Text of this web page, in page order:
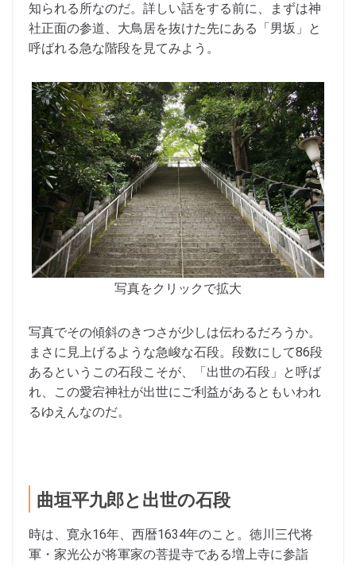
知られる所なのだ。詳しい話をする前に、まずは神
社正面の参道、大鳥居を抜けた先にある「男坂」と
呼ばれる急な階段を見てみよう。
写真をクリックで拡大
写真でその傾斜のきつさが少しは伝わるだろうか。
まさに見上げるような急峻な石段。段数にして86段
あるというこの石段こそが、「出世の石段」と呼ば
れ、この愛宕神社が出世にご利益があるともいわれ
るゆえんなのだ。
曲垣平九郎と出世の石段
時は、寛永16年、西暦1634年のこと。徳川三代将
軍・家光公が将軍家の菩提寺である増上寺に参詣